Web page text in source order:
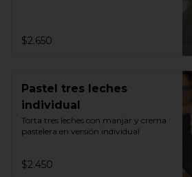
$2.650
Pastel tres leches
individual
Torta tres leches con manjar y crema
pastelera en versión individual
$2.450